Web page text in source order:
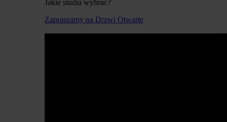
Jakie studia wybrać?
Zapraszamy na Drzwi Otwarte